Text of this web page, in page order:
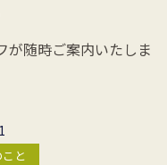
が随時ご案内いたしま
と